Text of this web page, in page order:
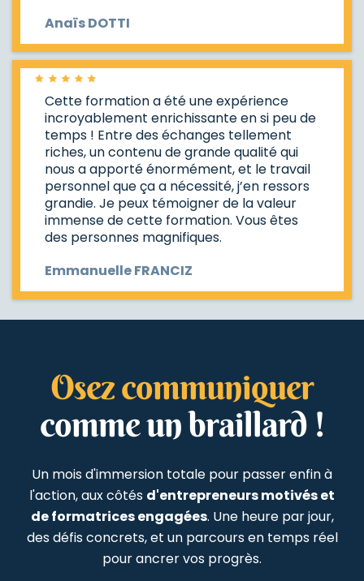
Anaïs DOTTI
Cette formation a été une expérience
incroyablement enrichissante en si peu de
temps ! Entre des échanges tellement
riches, un contenu de grande qualité qui
nous a apporté énormément, et le travail
personnel que ça a nécessité, j’en ressors
grandie. Je peux témoigner de la valeur
immense de cette formation. Vous êtes
des personnes magnifiques.
Emmanuelle FRANCIZ
Osez communiquer
comme un braillard !
Un mois d'immersion totale pour passer enfin à
l'action, aux côtés d'entrepreneurs motivés et
de formatrices engagées. Une heure par jour,
des défis concrets, et un parcours en temps réel
pour ancrer vos progrès.